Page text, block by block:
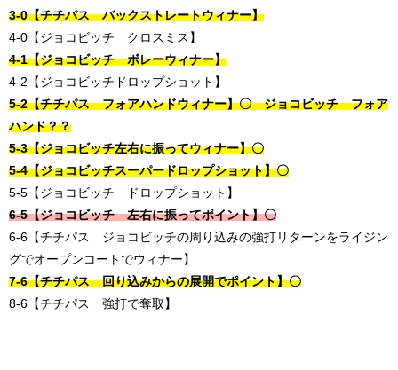
3-0【チチパス バックストレートウィナー】
4-0【ジョコビッチ クロスミス】
4-1【ジョコビッチ ボレーウィナー】
4-2【ジョコビッチドロップショット】
5-2【チチパス フォアハンドウィナー】〇 ジョコビッチ フォア
ハンド？？
5-3【ジョコビッチ左右に振ってウィナー】〇
5-4【ジョコビッチスーパードロップショット】〇
5-5【ジョコビッチ ドロップショット】
6-5【ジョコビッチ 左右に振ってポイント】〇
6-6【チチパス ジョコビッチの周り込みの強打リターンをライジン
グでオープンコートでウィナー】
7-6【チチパス 回り込みからの展開でポイント】〇
8-6【チチパス 強打で奪取】